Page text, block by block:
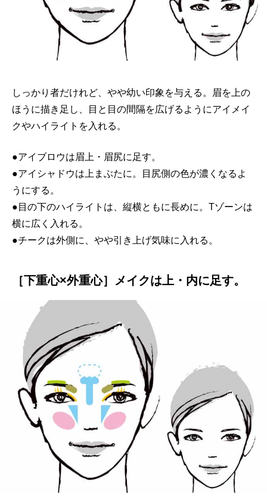
しっかり者だけれど、やや幼い印象を与える。眉を上の
ほうに描き足し、目と目の間隔を広げるようにアイメイ
クやハイライトを入れる。
●アイブロウは眉上・眉尻に足す。
●アイシャドウは上まぶたに。目尻側の色が濃くなるよ
うにする。
●目の下のハイライトは、縦横ともに長めに。Tゾーンは
横に広く入れる。
●チークは外側に、やや引き上げ気味に入れる。
［下重心×外重心］メイクは上・内に足す。